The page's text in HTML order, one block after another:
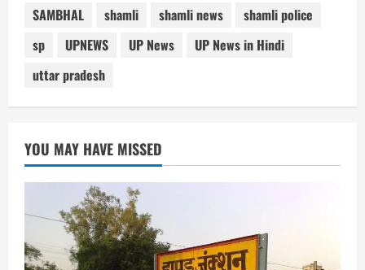
SAMBHAL
shamli shamli news
shamli police
sp
UPNEWS UP News
UP News in Hindi
uttar pradesh
YOU MAY HAVE MISSED